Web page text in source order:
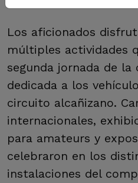
Los aficionados
múltiples actividades
segunda jornada de la
dedicada a los
circuito alcañizano.
internacionales,
para amateurs y
celebraron en los
instalaciones del